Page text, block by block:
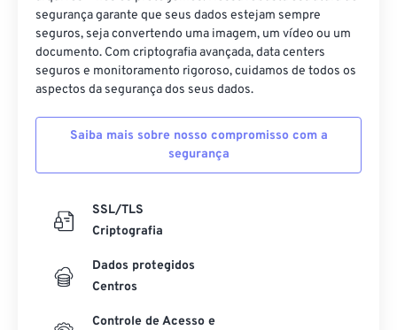
segurança garante que seus dados estejam sempre
seguros, seja convertendo uma imagem, um vídeo ou um
documento. Com criptografia avançada, data centers
seguros e monitoramento rigoroso, cuidamos de todos os
aspectos da segurança dos seus dados.
Saiba mais sobre nosso compromisso com a
segurança
SSL/TLS
Criptografia
Dados protegidos
Centros
Controle de Acesso e